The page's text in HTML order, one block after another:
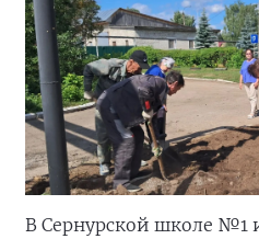
В Сернурской школе №1